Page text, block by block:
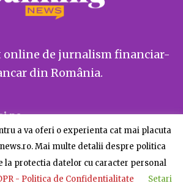
online de jurnalism financiar-
din România.
pe
a va oferi o experienta cat mai placuta
Mai multe detalii despre politica
la protectia datelor cu caracter personal
- Politica de Confidentialitate Setari